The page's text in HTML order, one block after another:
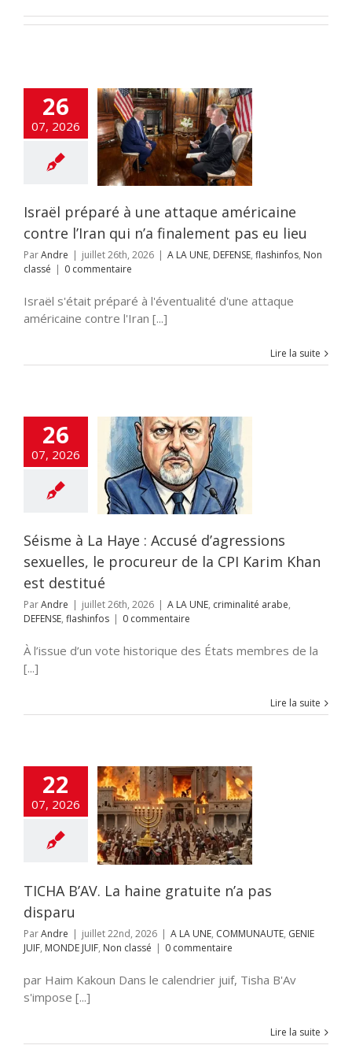
26
07, 2026
à une
américaine
pas eu lieu
Israël préparé à une attaque américaine
contre l’Iran qui n’a finalement pas eu lieu
ParAndre | juillet 26th, 2026 | A LA UNE, DEFENSE, flashinfos, Non
classé | 0 commentaire
Israël s'était préparé à l'éventualité d'une attaque
américaine contre l'Iran [...]
Lire la suite
26
07, 2026
à La Haye :
d’agressions
le procureur
Karim Khan
destitué
Séisme à La Haye : Accusé d’agressions
sexuelles, le procureur de la CPI Karim Khan
est destitué
ParAndre | juillet 26th, 2026 | A LA UNE, criminalité arabe,
DEFENSE, flashinfos | 0 commentaire
À l’issue d’un vote historique des États membres de la
[...]
Lire la suite
22
07, 2026
La haine
n’a pas
COMMUNAUTE
TICHA B’AV. La haine gratuite n’a pas
disparu
ParAndre | juillet 22nd, 2026 | A LA UNE, COMMUNAUTE, GENIE
JUIF, MONDE JUIF, Non classé | 0 commentaire
par Haim Kakoun Dans le calendrier juif, Tisha B'Av
s'impose [...]
Lire la suite